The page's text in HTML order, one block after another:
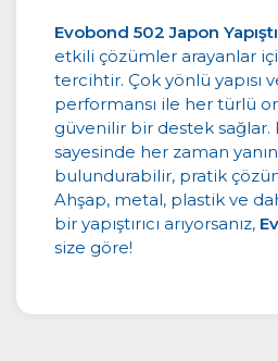
Evobond 502 Japon
etkili çözümler arayanlar
tercihtir. Çok yönlü yapısı
performansı ile her türlü
güvenilir bir destek sağlar.
sayesinde her zaman
bulundurabilir, pratik
Ahşap, metal, plastik ve
bir yapıştırıcı arıyorsanız,
size göre!